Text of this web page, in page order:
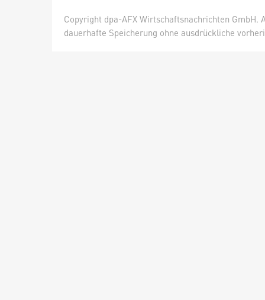
Copyright dpa-AFX Wirtschaftsnachrichten
dauerhafte Speicherung ohne ausdrückliche